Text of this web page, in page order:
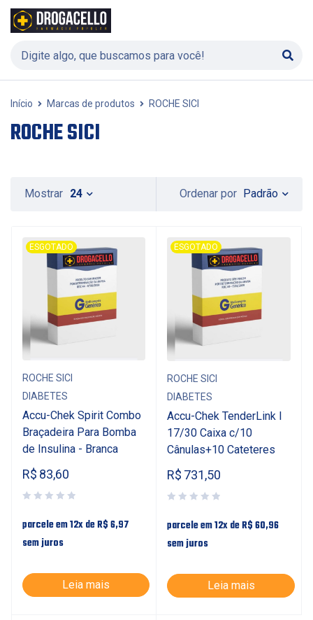
Início Marcas de produtos ROCHE SICI
ROCHE SICI
Ordenar por Padrão
Mostrar 24
ESGOTADO
ROCHE SICI
DIABETES
Accu-Chek Spirit Combo
Braçadeira Para Bomba
de Insulina - Branca
R$ 83,60
parcele em 12x deR$6,97
sem juros
Leia mais
ESGOTADO
ROCHE SICI
DIABETES
Accu-Chek TenderLink I
17/30 Caixa c/10
Cânulas+10 Cateteres
R$ 731,50
parcele em 12x deR$60,96
sem juros
Leia mais